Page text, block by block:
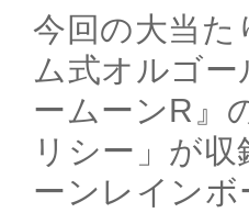
今回の大当
ム式オルゴ
ームーンR』
リシー」が
ーンレイン